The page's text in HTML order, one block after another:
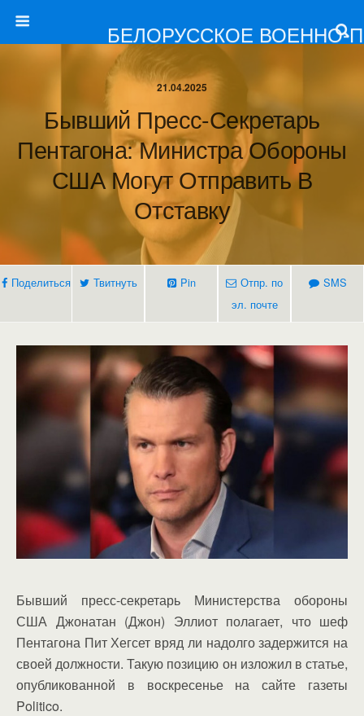
БЕЛОРУССКОЕ ВОЕННО-
21.04.2025
Бывший Пресс-Секретарь
Пентагона: Министра Обороны
США Могут Отправить В
Отставку
Поделиться Твитнуть Pin
Отпр. по
эл. почте
SMS
Бывший пресс-секретарь Министерства обороны
США Джонатан (Джон) Эллиот полагает, что шеф
Пентагона Пит Хегсет вряд ли надолго задержится на
своей должности. Такую позицию он изложил в статье,
опубликованной в воскресенье на сайте газеты
Politico.